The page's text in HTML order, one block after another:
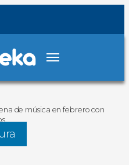
de música en febrero con